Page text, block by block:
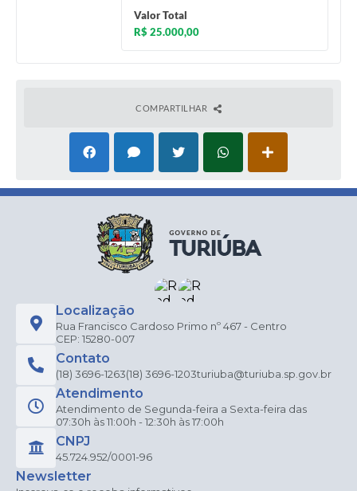
Valor Total
R$ 25.000,00
COMPARTILHAR
Localização
Rua Francisco Cardoso Primo nº 467 - Centro
CEP: 15280-007
Contato
(18) 3696-1263(18) 3696-1203turiuba@turiuba.sp.gov.br
Atendimento
Atendimento de Segunda-feira a Sexta-feira das
07:30h às 11:00h - 12:30h às 17:00h
CNPJ
45.724.952/0001-96
Newsletter